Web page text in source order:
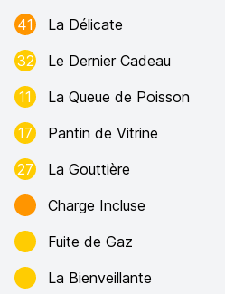
41
La Délicate
32
Le Dernier Cadeau
11
La Queue de Poisson
17
Pantin de Vitrine
27
La Gouttière
Charge Incluse
Fuite de Gaz
La Bienveillante